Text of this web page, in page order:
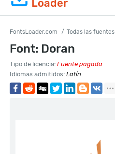
Loader
FontsLoader.com Todas las fuentes
Font: Doran
Tipo de licencia: Fuente pagada
Idiomas admitidos: Latín